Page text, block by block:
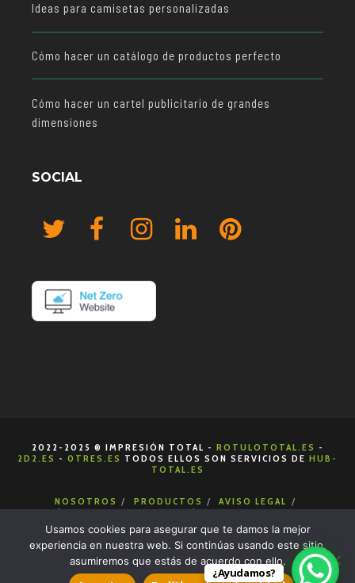
Ideas para camisetas personalizadas
Cómo hacer un catálogo de productos perfecto
Cómo hacer un cartel publicitario de grandes
dimensiones
SOCIAL
2022-2025 ® IMPRESIÓN TOTAL - ROTULOTOTAL.ES -
2D2.ES - 0TRES.ES TODOS ELLOS SON SERVICIOS DE HUB-
TOTAL.ES
NOSOTROS PRODUCTOS
AVISO LEGAL
POLÍTICA DE COOKIES
POLÍTICA DE PRIVACIDAD
CONDICIONES DE VENTA
CONTACTA
¿Ayudamos?
Usamos cookies para asegurar que te damos la mejor
experiencia en nuestra web. Si continúas usando este sitio,
asumiremos que estás de acuerdo con ello.